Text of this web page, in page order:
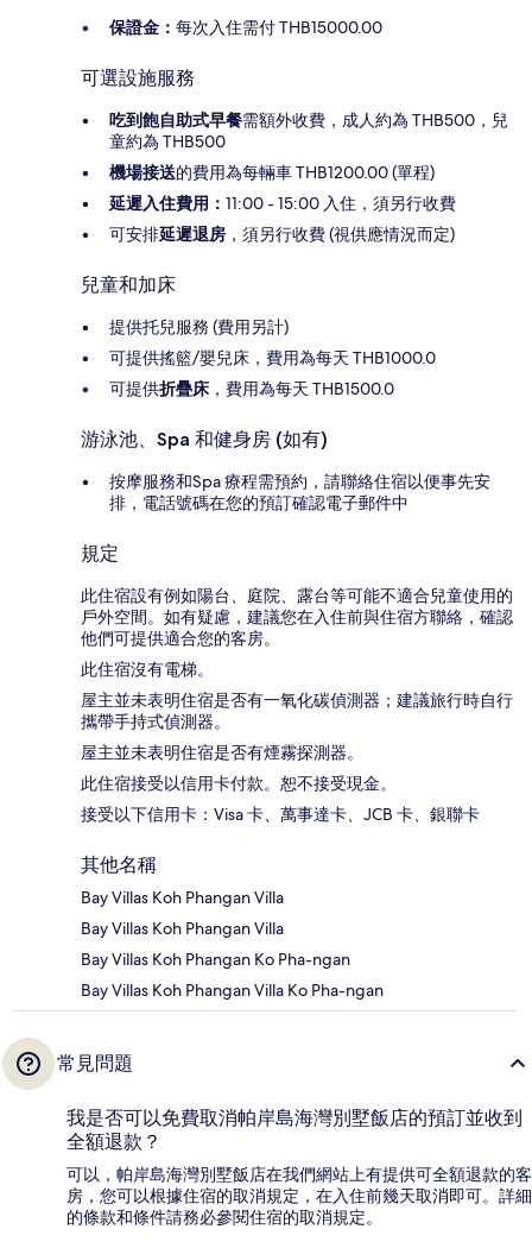
保證金： 每次入住需付 THB15000.00
可選設施服務
吃到飽自助式早餐需額外收費，成人約為 THB500，兒
童約為 THB500
機場接送的費用為每輛車 THB1200.00 (單程)
延遲入住費用： 11:00 - 15:00 入住，須另行收費
可安排延遲退房 ，須另行收費 (視供應情況而定)
兒童和加床
提供托兒服務 (費用另計)
可提供搖籃/嬰兒床，費用為每天 THB1000.0
可提供折疊床 ，費用為每天 THB1500.0
游泳池、Spa 和健身房 (如有)
按摩服務和Spa 療程需預約，請聯絡住宿以便事先安
排，電話號碼在您的預訂確認電子郵件中
規定
此住宿設有例如陽台、庭院、露台等可能不適合兒童使用的
戶外空間。如有疑慮，建議您在入住前與住宿方聯絡，確認
他們可提供適合您的客房。
此住宿沒有電梯。
屋主並未表明住宿是否有一氧化碳偵測器；建議旅行時自行
攜帶手持式偵測器。
屋主並未表明住宿是否有煙霧探測器。
此住宿接受以信用卡付款。恕不接受現金。
接受以下信用卡：Visa 卡、萬事達卡、JCB 卡、銀聯卡
其他名稱
Bay Villas Koh Phangan Villa
Bay Villas Koh Phangan Villa
Bay Villas Koh Phangan Ko Pha-ngan
Bay Villas Koh Phangan Villa Ko Pha-ngan
常見問題
我是否可以免費取消帕岸島海灣別墅飯店的預訂並收到
全額退款？
可以，帕岸島海灣別墅飯店在我們網站上有提供可全額退款的客
房，您可以根據住宿的取消規定，在入住前幾天取消即可。詳細
的條款和條件請務必參閱住宿的取消規定。